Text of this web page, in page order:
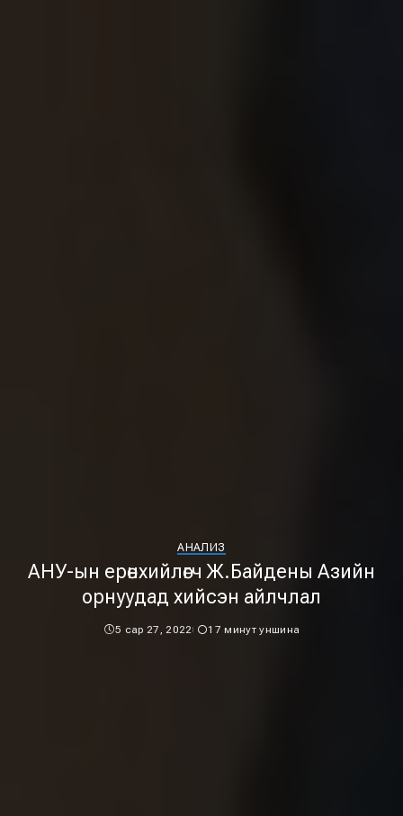
АНАЛИЗ
АНУ-ын ерөнхийлөгч Ж.Байдены Азийн
орнуудад хийсэн айлчлал
5 сар 27, 2022 17 минут уншина